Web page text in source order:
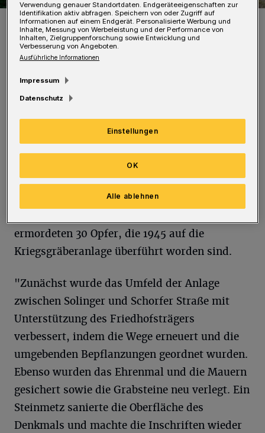
Das Areal ist fertiggestellt.
Foto: Stadt Wuppertal
2. Weltkrieg in Wuppertal verstorbene
russische, polnische und belgische
Zwangsarbeiterinnen und Zwangsarbeiter.
Neben den durch Luftangriffe zu Tode
gekommenen Opfern, darunter zwei Kinder,
ermordeten 30 Opfer, die 1945 auf die
Kriegsgräberanlage überführt worden sind.
"Zunächst wurde das Umfeld der Anlage
zwischen Solinger und Schorfer Straße mit
Unterstützung des Friedhofsträgers
verbessert, indem die Wege erneuert und die
umgebenden Bepflanzungen geordnet wurden.
Ebenso wurden das Ehrenmal und die Mauern
gesichert sowie die Grabsteine neu verlegt. Ein
Steinmetz sanierte die Oberfläche des
Denkmals und machte die Inschriften wieder
Verwendung genauer Standortdaten. Endgeräteeigenschaften zur
Identifikation aktiv abfragen. Speichern von oder Zugriff auf
Informationen auf einem Endgerät. Personalisierte Werbung und
Inhalte, Messung von Werbeleistung und der Performance von
Inhalten, Zielgruppenforschung sowie Entwicklung und
Verbesserung von Angeboten.
Ausführliche Informationen
Impressum
Datenschutz
Einstellungen
Alle ablehnen
OK